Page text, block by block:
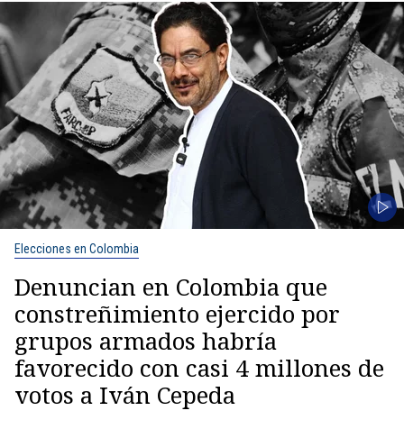
Elecciones en Colombia
Denuncian en Colombia que
constreñimiento ejercido por
grupos armados habría
favorecido con casi 4 millones de
votos a Iván Cepeda